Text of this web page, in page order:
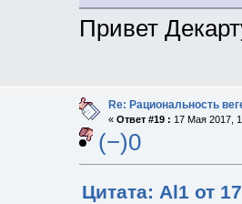
Привет
Re: Рациональность
« Ответ #19 : 17 Мая 2017,
(−)0
Цитата: Al1 от